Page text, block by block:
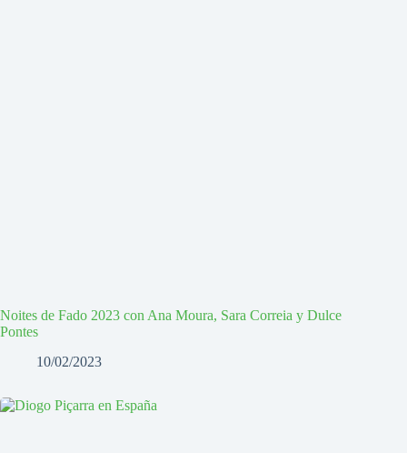
Noites de Fado 2023 con Ana Moura, Sara Correia y Dulce
Pontes
10/02/2023